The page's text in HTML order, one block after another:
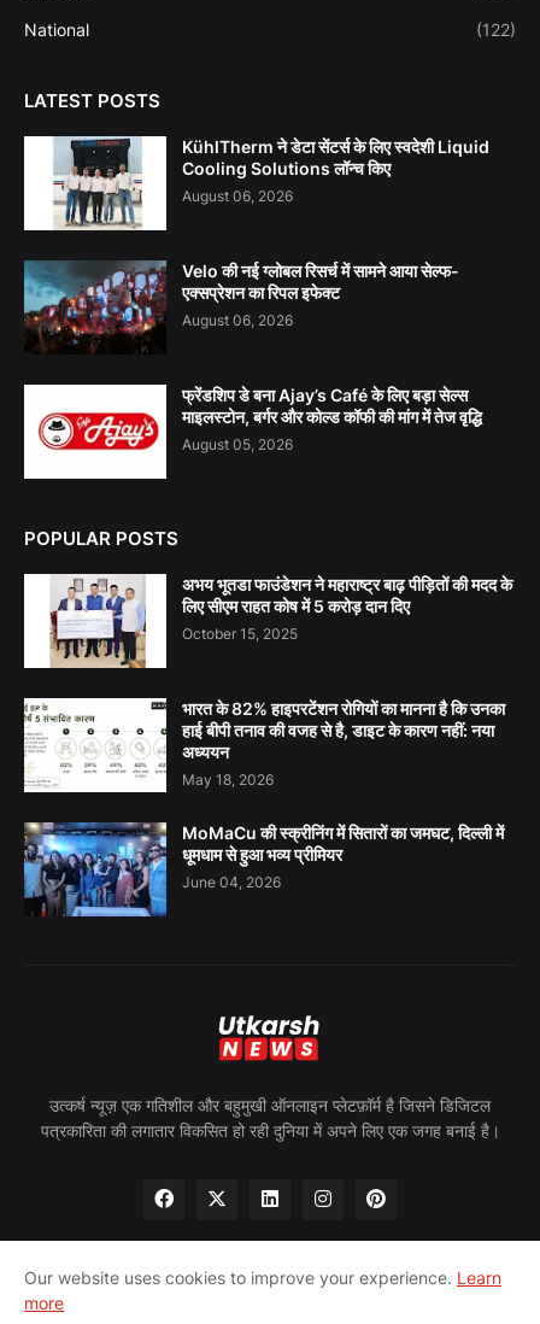
National (122)
LATEST POSTS
KühlTherm ने डेटा सेंटर्स के लिए स्वदेशी Liquid
Cooling Solutions लॉन्च किए
August 06, 2026
Velo की नई ग्लोबल रिसर्च में सामने आया सेल्फ-
एक्सप्रेशन का रिपल इफेक्ट
August 06, 2026
फ्रेंडशिप डे बना Ajay’s Café के लिए बड़ा सेल्स
माइलस्टोन, बर्गर और कोल्ड कॉफी की मांग में तेज वृद्धि
August 05, 2026
POPULAR POSTS
अभय भूतडा फाउंडेशन ने महाराष्ट्र बाढ़ पीड़ितों की मदद के
लिए सीएम राहत कोष में 5 करोड़ दान दिए
October 15, 2025
भारत के 82% हाइपरटेंशन रोगियों का मानना है कि उनका
हाई बीपी तनाव की वजह से है, डाइट के कारण नहीं: नया
अध्ययन
May 18, 2026
MoMaCu की स्क्रीनिंग में सितारों का जमघट, दिल्ली में
धूमधाम से हुआ भव्य प्रीमियर
June 04, 2026
उत्कर्ष न्यूज़ एक गतिशील और बहुमुखी ऑनलाइन प्लेटफ़ॉर्म है जिसने डिजिटल
पत्रकारिता की लगातार विकसित हो रही दुनिया में अपने लिए एक जगह बनाई है।
होम
Our website uses cookies to improve your experience. Learn
more